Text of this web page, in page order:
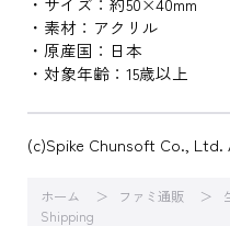
・素材：アクリル
・原産国：日本
・対象年齢：15歳以上
(c)Spike Chunsoft Co., Ltd.
ホーム ファミ通販
Shipping